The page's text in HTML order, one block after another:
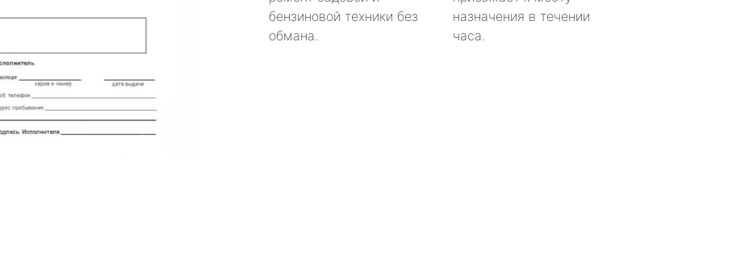
бензиновой техники без
обмана.
назначения в течении
часа.